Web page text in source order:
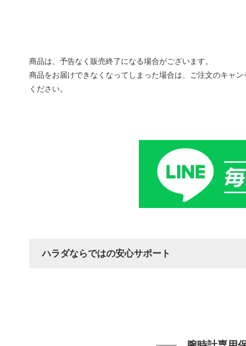
商品は、予告なく販売終了になる場合がございます。
商品をお届けできなくなってしまった場合は、ご注文のキャ
ください。
ハラダならではの安心サポート